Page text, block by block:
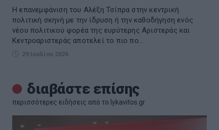
Η επανεμφάνιση του Αλέξη Τσίπρα στην κεντρική
πολιτική σκηνή με την ίδρυση ή την καθοδήγηση ενός
νέου πολιτικού φορέα της ευρύτερης Αριστεράς και
Κεντροαριστεράς αποτελεί το πιο πο...
29 Ιουλίου 2026
διαβάστε επίσης
περισσότερες ειδήσεις από το lykavitos.gr